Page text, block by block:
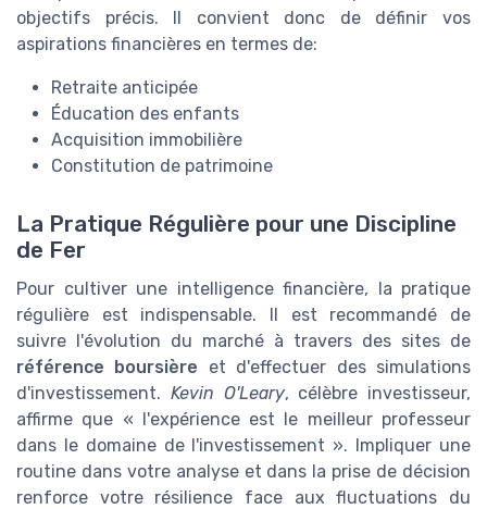
objectifs précis. Il convient donc de définir vos
aspirations financières en termes de:
Retraite anticipée
Éducation des enfants
Acquisition immobilière
Constitution de patrimoine
La Pratique Régulière pour une Discipline
de Fer
Pour cultiver une intelligence financière, la pratique
régulière est indispensable. Il est recommandé de
suivre l'évolution du marché à travers des sites de
référence boursière et d'effectuer des simulations
d'investissement. Kevin O'Leary, célèbre investisseur,
affirme que « l'expérience est le meilleur professeur
dans le domaine de l'investissement ». Impliquer une
routine dans votre analyse et dans la prise de décision
renforce votre résilience face aux fluctuations du